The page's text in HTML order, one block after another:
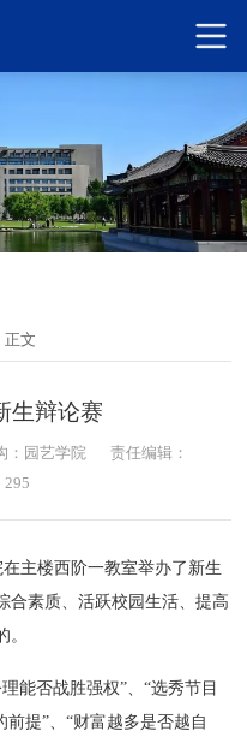
正文
生辩论赛
：园艺学院
责任编辑：
295
主楼西阶一教室举办了新生
合素质、活跃校园生活、提高
能否战胜强权”、“选秀节目
提”、“财富越多是否越自